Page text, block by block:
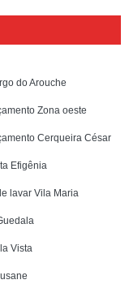
do Arouche
Zona oeste
Cerqueira César
Efigênia
lavar Vila Maria
Vista